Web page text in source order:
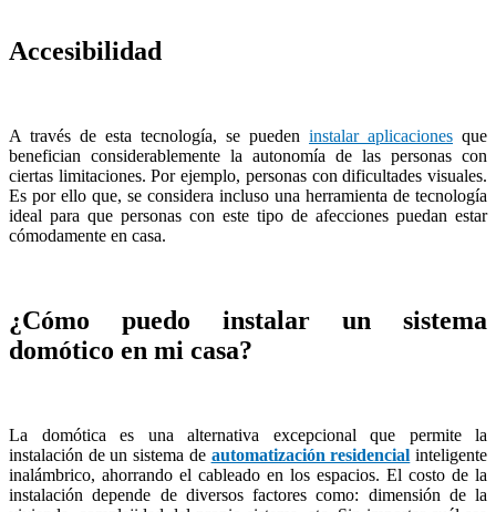
Accesibilidad
A través de esta tecnología, se pueden instalar aplicaciones que
benefician considerablemente la autonomía de las personas con
ciertas limitaciones. Por ejemplo, personas con dificultades visuales.
Es por ello que, se considera incluso una herramienta de tecnología
ideal para que personas con este tipo de afecciones puedan estar
cómodamente en casa.
¿Cómo puedo instalar un sistema
domótico en mi casa?
La domótica es una alternativa excepcional que permite la
instalación de un sistema de automatización residencial inteligente
inalámbrico, ahorrando el cableado en los espacios. El costo de la
instalación depende de diversos factores como: dimensión de la